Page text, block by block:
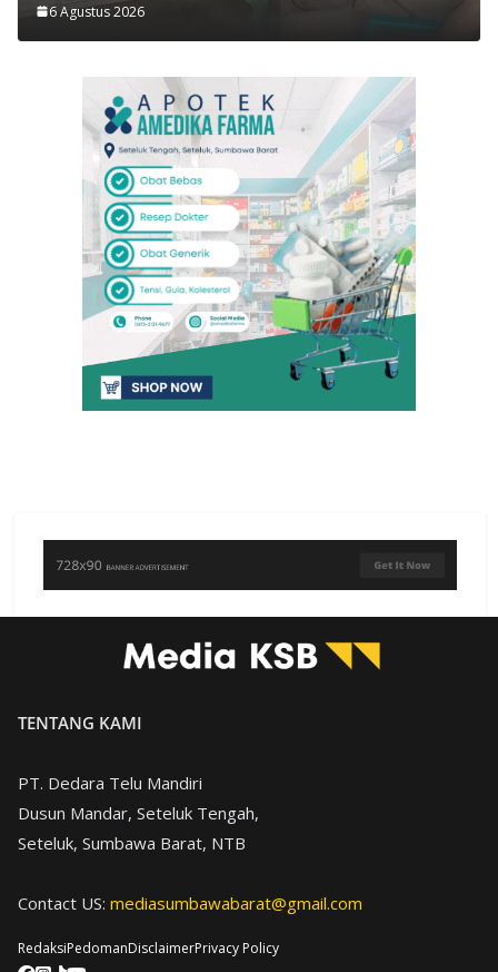
6 Agustus 2026
TENTANG KAMI
PT. Dedara Telu Mandiri
Dusun Mandar, Seteluk Tengah,
Seteluk, Sumbawa Barat, NTB
Contact US: mediasumbawabarat@gmail.com
RedaksiPedomanDisclaimerPrivacy Policy